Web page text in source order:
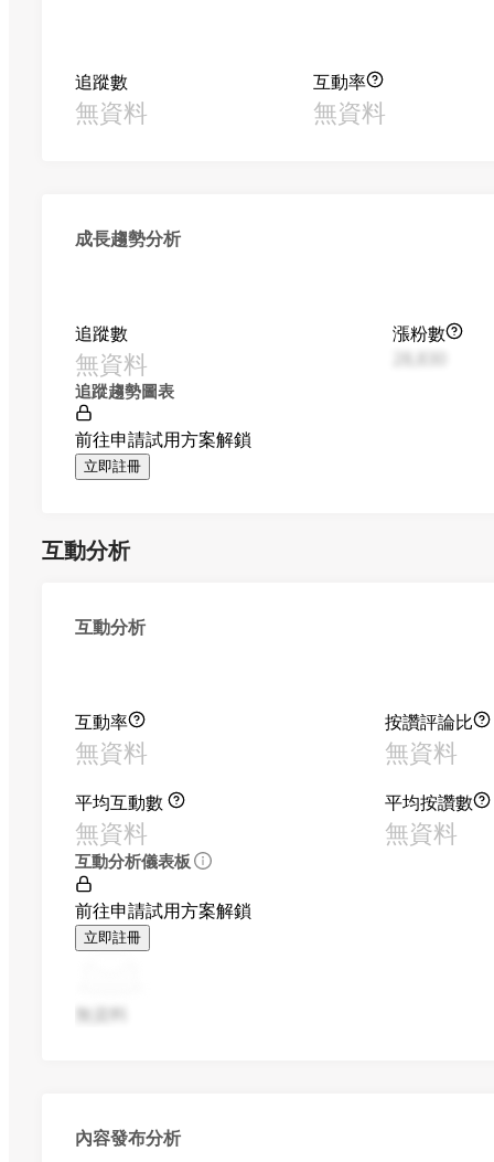
追蹤數
無資料
互動率
無資料
成長趨勢分析
追蹤數
無資料
漲粉數
追蹤趨勢圖表
前往申請試用方案解鎖
立即註冊
互動分析
互動分析
互動率
無資料
按讚評論比
無資料
平均互動數
無資料
平均按讚數
無資料
互動分析儀表板
前往申請試用方案解鎖
立即註冊
無資料
內容發布分析